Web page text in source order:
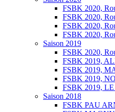
FSBK 2020,
FSBK 2020,
FSBK 2020,
FSBK 2020,
Saison 2019
FSBK 2020,
FSBK 2019,
FSBK 2019,
FSBK 2019,
FSBK 2019,
Saison 2018
FSBK PAU